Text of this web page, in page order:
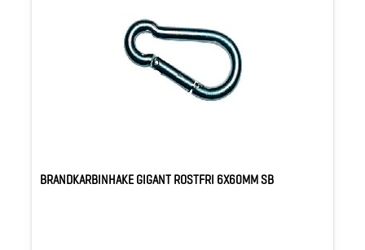
BRANDKARBINHAKE GIGANT ROSTFRI 6X60MM SB